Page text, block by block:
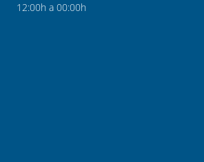
12:00h a 00:00h